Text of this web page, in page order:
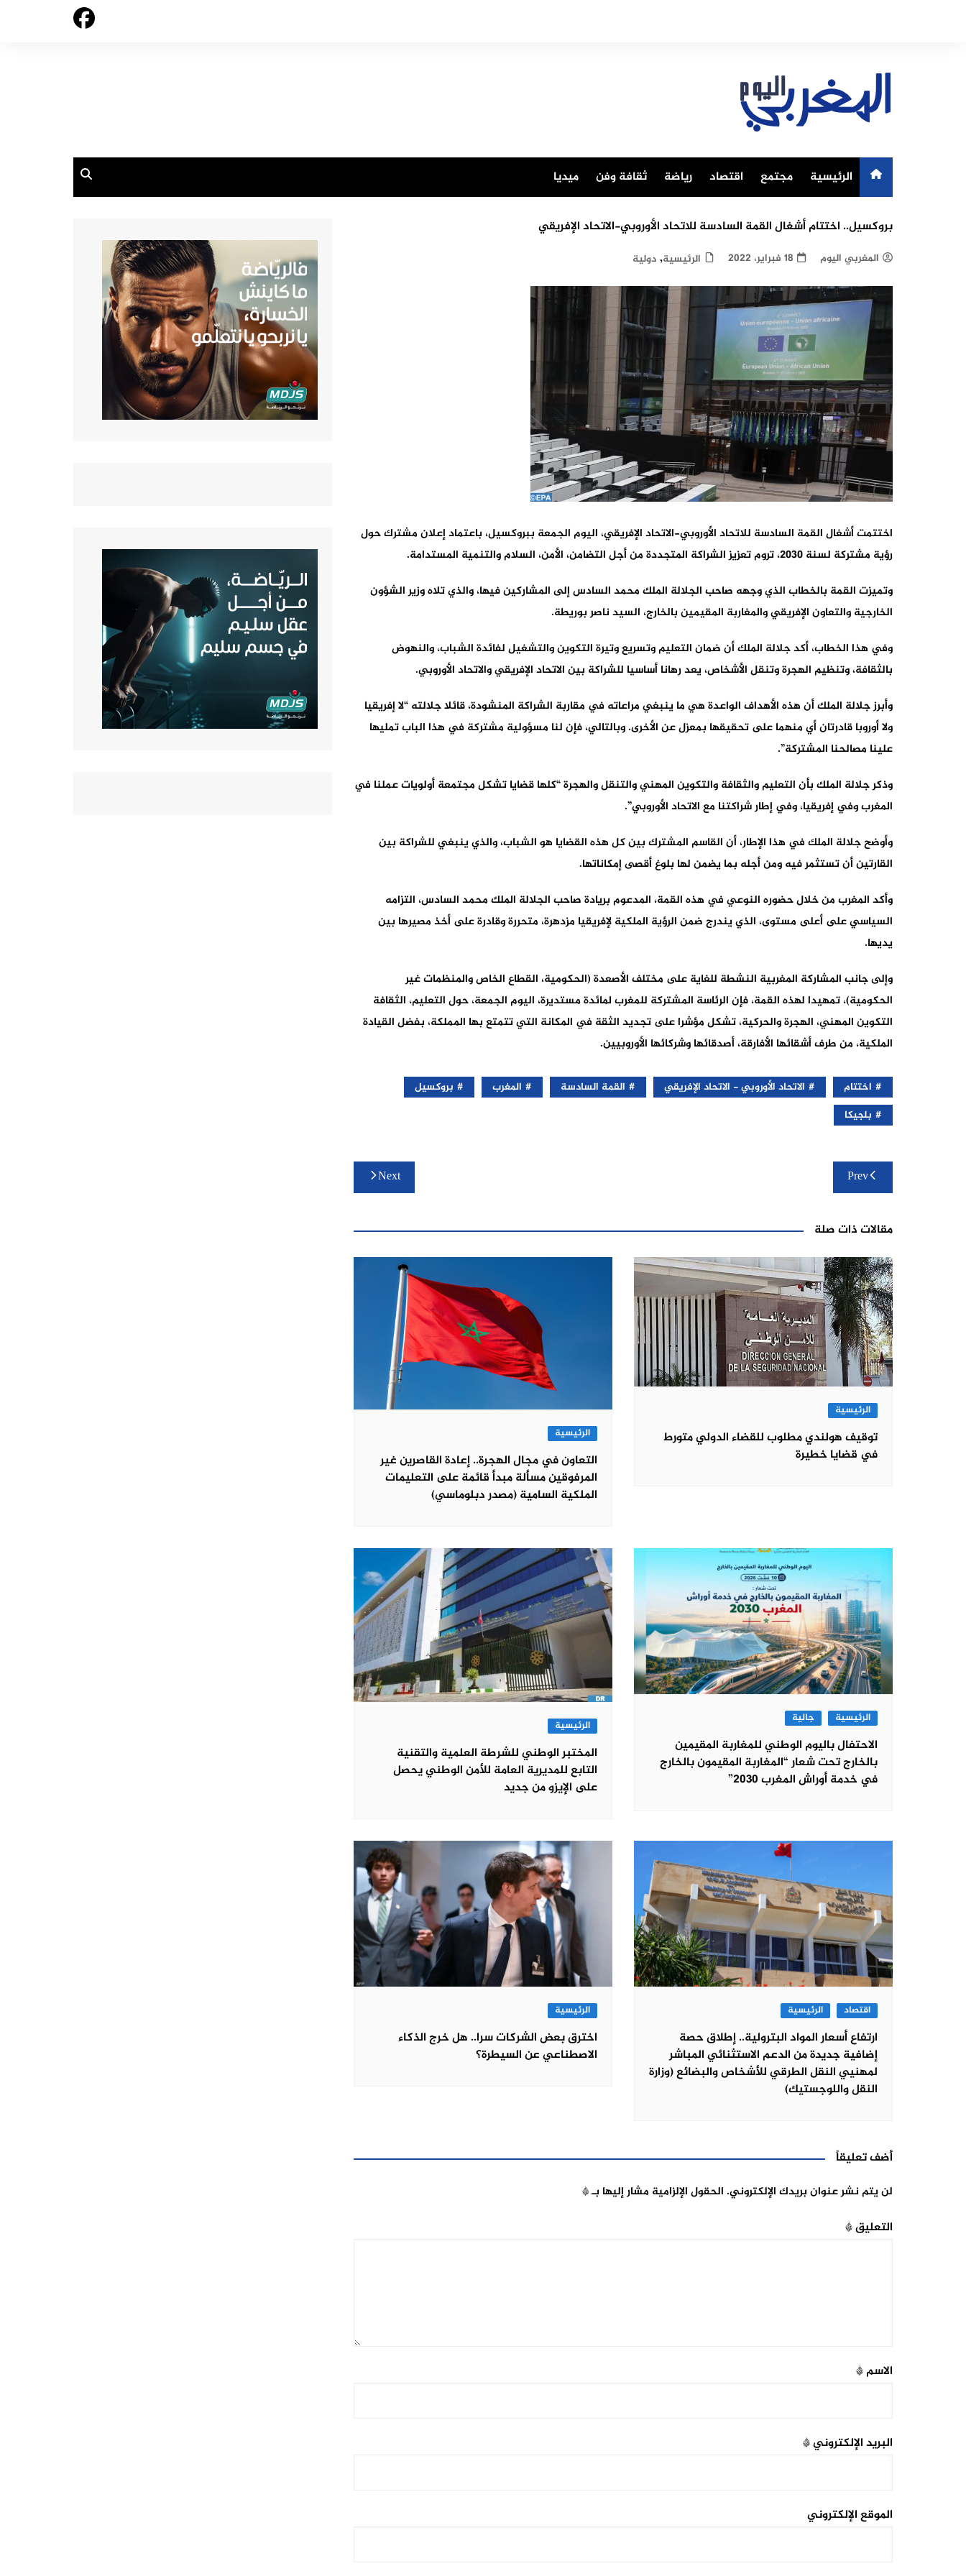
الرئيسية مجتمع اقتصاد رياضة ثقافة وفن ميديا
بروكسيل.. اختتام أشغال القمة السادسة للاتحاد الأوروبي-الاتحاد الإفريقي
المغربي اليوم 18 فبراير، 2022 الرئيسية, دولية
اختتمت أشغال القمة السادسة للاتحاد الأوروبي-الاتحاد الإفريقي، اليوم الجمعة ببروكسيل، باعتماد إعلان مشترك حول
رؤية مشتركة لسنة 2030، تروم تعزيز الشراكة المتجددة من أجل التضامن، الأمن، السلام والتنمية المستدامة.
وتميزت القمة بالخطاب الذي وجهه صاحب الجلالة الملك محمد السادس إلى المشاركين فيها، والذي تلاه وزير الشؤون
الخارجية والتعاون الإفريقي والمغاربة المقيمين بالخارج، السيد ناصر بوريطة.
وفي هذا الخطاب، أكد جلالة الملك أن ضمان التعليم وتسريع وتيرة التكوين والتشغيل لفائدة الشباب، والنهوض
بالثقافة، وتنظيم الهجرة وتنقل الأشخاص، يعد رهانا أساسيا للشراكة بين الاتحاد الإفريقي والاتحاد الأوروبي.
وأبرز جلالة الملك أن هذه الأهداف الواعدة هي ما ينبغي مراعاته في مقاربة الشراكة المنشودة، قائلا جلالته “لا إفريقيا
ولا أوروبا قادرتان أي منهما على تحقيقها بمعزل عن الأخرى. وبالتالي، فإن لنا مسؤولية مشتركة في هذا الباب تمليها
علينا مصالحنا المشتركة”.
وذكر جلالة الملك بأن التعليم والثقافة والتكوين المهني والتنقل والهجرة “كلها قضايا تشكل مجتمعة أولويات عملنا في
المغرب وفي إفريقيا، وفي إطار شراكتنا مع الاتحاد الأوروبي”.
وأوضح جلالة الملك في هذا الإطار، أن القاسم المشترك بين كل هذه القضايا هو الشباب، والذي ينبغي للشراكة بين
القارتين أن تستثمر فيه ومن أجله بما يضمن لها بلوغ أقصى إمكاناتها.
وأكد المغرب من خلال حضوره النوعي في هذه القمة، المدعوم بريادة صاحب الجلالة الملك محمد السادس، التزامه
السياسي على أعلى مستوى، الذي يندرج ضمن الرؤية الملكية لإفريقيا مزدهرة، متحررة وقادرة على أخذ مصيرها بين
يديها.
وإلى جانب المشاركة المغربية النشطة للغاية على مختلف الأصعدة (الحكومية، القطاع الخاص والمنظمات غير
الحكومية)، تمهيدا لهذه القمة، فإن الرئاسة المشتركة للمغرب لمائدة مستديرة، اليوم الجمعة، حول التعليم، الثقافة
التكوين المهني، الهجرة والحركية، تشكل مؤشرا على تجديد الثقة في المكانة التي تتمتع بها المملكة، بفضل القيادة
الملكية، من طرف أشقائها الأفارقة، أصدقائها وشركائها الأوروبيين.
اختتام الاتحاد الأوروبي - الاتحاد الإفريقي القمة السادسة المغرب
بروكسيل
بلجيكا
تصفّح
المقالات
Prev
Next
مقالات ذات صلة
الرئيسية
توقيف هولندي مطلوب للقضاء الدولي متورط
في قضايا خطيرة
الرئيسية
التعاون في مجال الهجرة.. إعادة القاصرين غير
المرفوقين مسألة مبدأ قائمة على التعليمات
الملكية السامية (مصدر دبلوماسي)
الرئيسية جالية
الاحتفال باليوم الوطني للمغاربة المقيمين
بالخارج تحت شعار “المغاربة المقيمون بالخارج
في خدمة أوراش المغرب 2030”
الرئيسية
المختبر الوطني للشرطة العلمية والتقنية
التابع للمديرية العامة للأمن الوطني يحصل
على الإيزو من جديد
اقتصاد الرئيسية
ارتفاع أسعار المواد البترولية.. إطلاق حصة
إضافية جديدة من الدعم الاستثنائي المباشر
لمهنيي النقل الطرقي للأشخاص والبضائع (وزارة
النقل واللوجستيك)
الرئيسية
اخترق بعض الشركات سرا.. هل خرج الذكاء
الاصطناعي عن السيطرة؟
أضف تعليقاً
لن يتم نشر عنوان بريدك الإلكتروني. الحقول الإلزامية مشار إليها بـ*
التعليق*
الاسم*
البريد الإلكتروني*
الموقع الإلكتروني